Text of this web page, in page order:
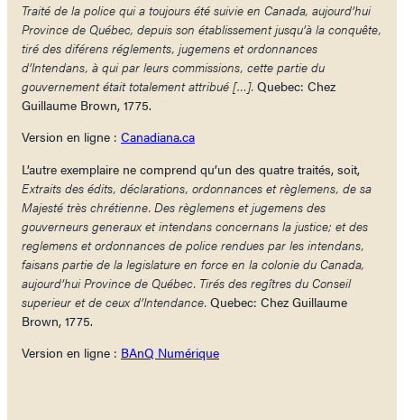
Traité de la police qui a toujours été suivie en Canada, aujourd’hui
Province de Québec, depuis son établissement jusqu’à la conquête,
tiré des diférens réglements, jugemens et ordonnances
d’Intendans, à qui par leurs commissions, cette partie du
gouvernement était totalement attribué […]. Quebec: Chez
Guillaume Brown, 1775.
Version en ligne : Canadiana.ca
L’autre exemplaire ne comprend qu’un des quatre traités, soit,
Extraits des édits, déclarations, ordonnances et règlemens, de sa
Majesté très chrétienne. Des règlemens et jugemens des
gouverneurs generaux et intendans concernans la justice; et des
reglemens et ordonnances de police rendues par les intendans,
faisans partie de la legislature en force en la colonie du Canada,
aujourd’hui Province de Québec. Tirés des regîtres du Conseil
superieur et de ceux d’Intendance. Quebec: Chez Guillaume
Brown, 1775.
Version en ligne : BAnQ Numérique